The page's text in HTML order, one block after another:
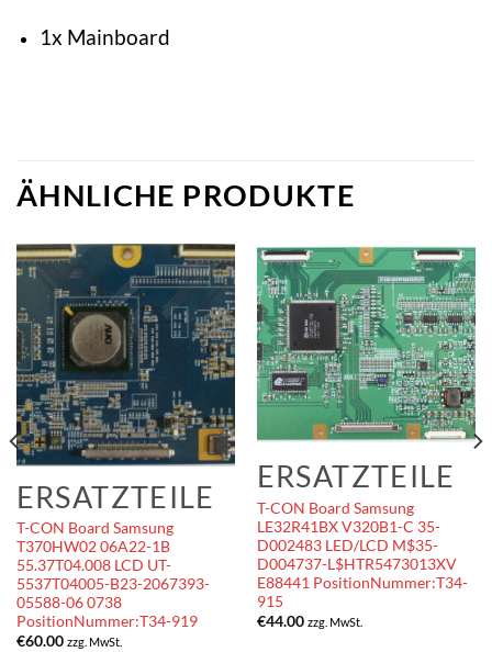
1x Mainboard
ÄHNLICHE PRODUKTE
ERSATZTEILE
T-CON Board Samsung
T370HW02 06A22-1B
55.37T04.008 LCD UT-
5537T04005-B23-2067393-
05588-06 0738
PositionNummer:T34-919
€60.00 zzg. MwSt.
ERSATZTEILE
T-CON Board Samsung
LE32R41BX V320B1-C 35-
D002483 LED/LCD M$35-
D004737-L$HTR5473013XV
E88441 PositionNummer:T34-
915
€44.00 zzg. MwSt.